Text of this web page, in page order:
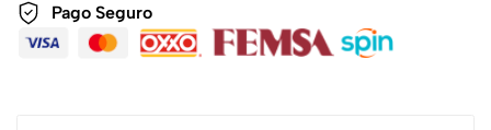
Pago Seguro